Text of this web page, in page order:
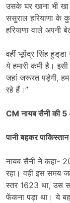
उसके घर खाना भी
ससुराल हरियाणा के
हरियाणा वाले अपनी
वहीं भूपेंद्र सिंह
ये हमारी कमी है।
जहां जरूरत पड़ेगी,
रहे हैं।”
CM नायब सैनी की 5
पानी बहकर
नायब सैनी ने कहा-
रहा। वहीं इस समय
स्तर 1623 था, उस
फेंकना पड़ा था। ये